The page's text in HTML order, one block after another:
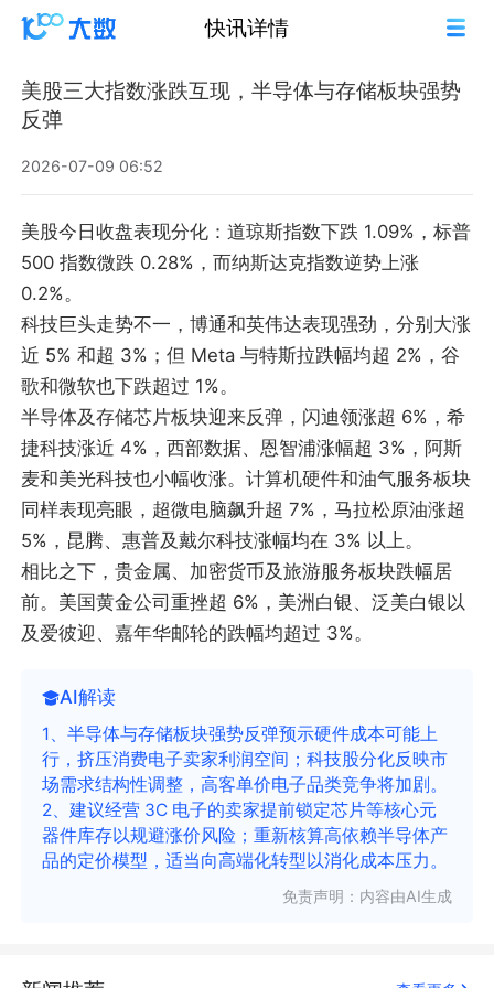
快讯详情
美股三大指数涨跌互现，半导体与存储板块强势
反弹
2026-07-09 06:52
美股今日收盘表现分化：道琼斯指数下跌 1.09%，标普
500 指数微跌 0.28%，而纳斯达克指数逆势上涨
0.2%。
科技巨头走势不一，博通和英伟达表现强劲，分别大涨
近 5% 和超 3%；但 Meta 与特斯拉跌幅均超 2%，谷
歌和微软也下跌超过 1%。
半导体及存储芯片板块迎来反弹，闪迪领涨超 6%，希
捷科技涨近 4%，西部数据、恩智浦涨幅超 3%，阿斯
麦和美光科技也小幅收涨。计算机硬件和油气服务板块
同样表现亮眼，超微电脑飙升超 7%，马拉松原油涨超
5%，昆腾、惠普及戴尔科技涨幅均在 3% 以上。
相比之下，贵金属、加密货币及旅游服务板块跌幅居
前。美国黄金公司重挫超 6%，美洲白银、泛美白银以
及爱彼迎、嘉年华邮轮的跌幅均超过 3%。
AI解读
1、半导体与存储板块强势反弹预示硬件成本可能上
行，挤压消费电子卖家利润空间；科技股分化反映市
场需求结构性调整，高客单价电子品类竞争将加剧。
2、建议经营 3C 电子的卖家提前锁定芯片等核心元
器件库存以规避涨价风险；重新核算高依赖半导体产
品的定价模型，适当向高端化转型以消化成本压力。
免责声明：内容由AI生成